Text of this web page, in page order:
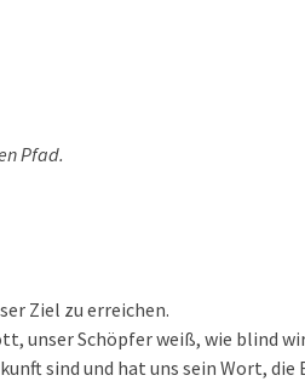
Pfad.
Ziel zu erreichen.
unser Schöpfer weiß, wie blind
sind und hat uns sein Wort, die